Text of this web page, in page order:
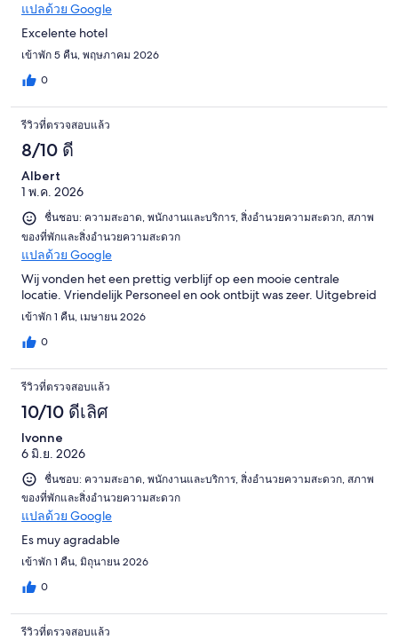
แปลด้วย Google
Excelente hotel
เข้าพัก 5 คืน, พฤษภาคม 2026
0
รีวิวที่ตรวจสอบแล้ว
8/10 ดี
Albert
1 พ.ค. 2026
ชื่นชอบ: ความสะอาด, พนักงานและบริการ, สิ่งอำนวยความสะดวก, สภาพ
ของที่พักและสิ่งอำนวยความสะดวก
แปลด้วย Google
Wij vonden het een prettig verblijf op een mooie centrale
locatie. Vriendelijk Personeel en ook ontbijt was zeer. Uitgebreid
เข้าพัก 1 คืน, เมษายน 2026
0
รีวิวที่ตรวจสอบแล้ว
10/10 ดีเลิศ
Ivonne
6 มิ.ย. 2026
ชื่นชอบ: ความสะอาด, พนักงานและบริการ, สิ่งอำนวยความสะดวก, สภาพ
ของที่พักและสิ่งอำนวยความสะดวก
แปลด้วย Google
Es muy agradable
เข้าพัก 1 คืน, มิถุนายน 2026
0
รีวิวที่ตรวจสอบแล้ว